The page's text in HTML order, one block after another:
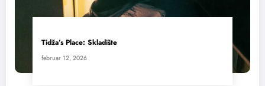
Tidža’s Place: Skladište
februar 12, 2026